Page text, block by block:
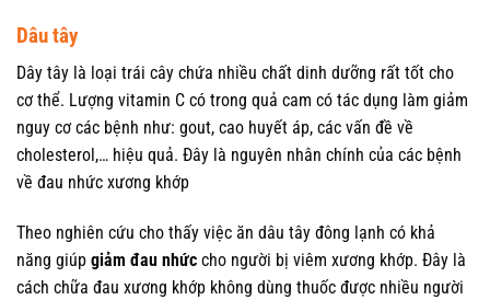
Dâu tây
Dây tây là loại trái cây chứa nhiều chất dinh dưỡng rất tốt cho
cơ thể. Lượng vitamin C có trong quả cam có tác dụng làm giảm
nguy cơ các bệnh như: gout, cao huyết áp, các vấn đề về
cholesterol,… hiệu quả. Đây là nguyên nhân chính của các bệnh
về đau nhức xương khớp
Theo nghiên cứu cho thấy việc ăn dâu tây đông lạnh có khả
năng giúp giảm đau nhức cho người bị viêm xương khớp. Đây là
cách chữa đau xương khớp không dùng thuốc được nhiều người